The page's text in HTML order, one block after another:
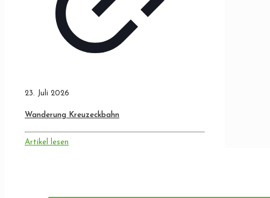
23. Juli 2026
Wanderung Kreuzeckbahn
Artikel lesen